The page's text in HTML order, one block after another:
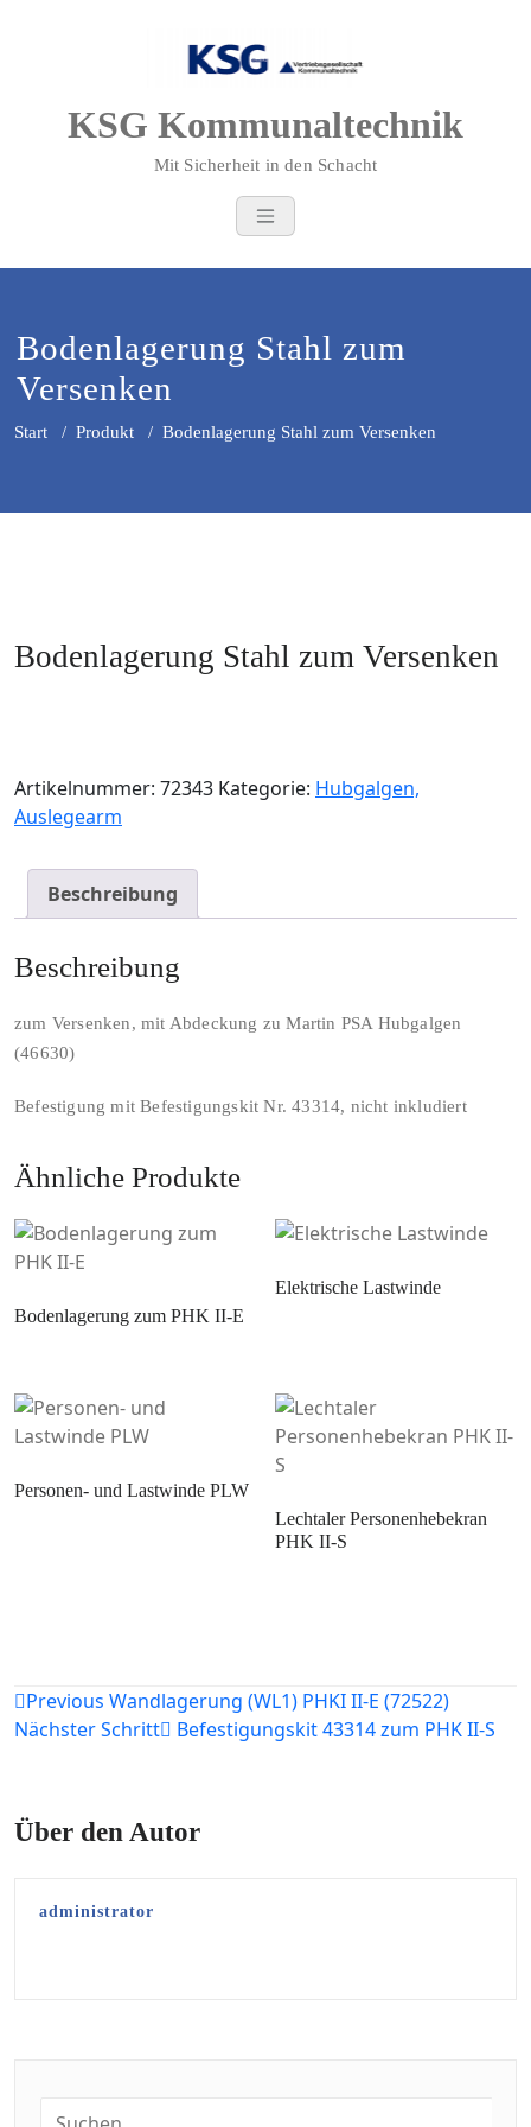
KSG Kommunaltechnik
Mit Sicherheit in den Schacht
Bodenlagerung Stahl zum
Versenken
Start / Produkt / Bodenlagerung Stahl zum Versenken
Bodenlagerung Stahl zum Versenken
Artikelnummer: 72343 Kategorie: Hubgalgen,
Auslegearm
Beschreibung
Beschreibung
zum Versenken, mit Abdeckung zu Martin PSA Hubgalgen
(46630)
Befestigung mit Befestigungskit Nr. 43314, nicht inkludiert
Ähnliche Produkte
Bodenlagerung zum PHK II-E
Elektrische Lastwinde
Personen- und Lastwinde PLW
Lechtaler Personenhebekran
PHK II-S
Beitragsnavigation
Previous Wandlagerung (WL1) PHKI II-E (72522)
Nächster Schritt
Befestigungskit 43314 zum PHK II-S
Über den Autor
administrator